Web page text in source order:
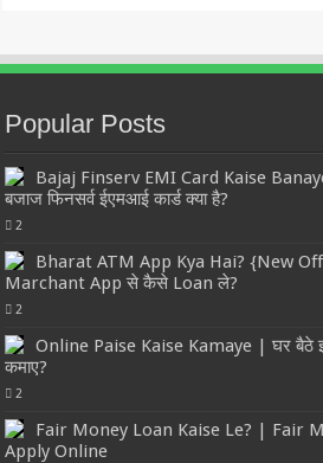
Popular Posts
Bajaj Finserv EMI Card Kaise
बजाज फिनसर्व ईएमआई कार्ड क्या है?
2
Bharat ATM App Kya Hai? {New
Marchant App से कैसे Loan ले?
2
Online Paise Kaise Kamaye | घर
कमाए?
2
Fair Money Loan Kaise Le? | Fair
Apply Online